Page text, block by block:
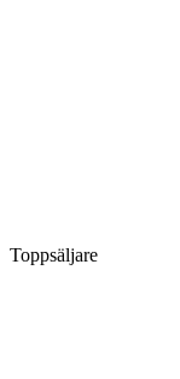
Toppsäljare